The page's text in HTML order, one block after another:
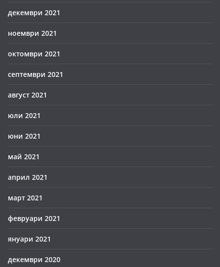
декември 2021
ноември 2021
октомври 2021
септември 2021
август 2021
юли 2021
юни 2021
май 2021
април 2021
март 2021
февруари 2021
януари 2021
декември 2020